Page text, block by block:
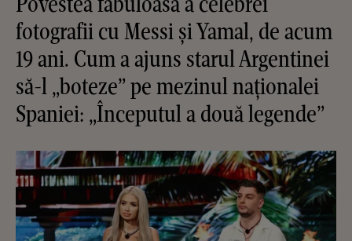
fotografii cu Messi și Yamal, de acum
19 ani. Cum a ajuns starul Argentinei
să-l „boteze” pe mezinul naționalei
Spaniei: „Începutul a două legende”